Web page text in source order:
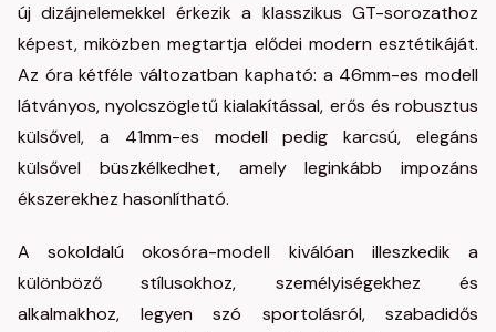
új dizájnelemekkel érkezik a klasszikus GT-sorozathoz
képest, miközben megtartja elődei modern esztétikáját.
Az óra kétféle változatban kapható: a 46mm-es modell
látványos, nyolcszögletű kialakítással, erős és robusztus
külsővel, a 41mm-es modell pedig karcsú, elegáns
külsővel büszkélkedhet, amely leginkább impozáns
ékszerekhez hasonlítható.
A sokoldalú okosóra-modell kiválóan illeszkedik a
különböző stílusokhoz, személyiségekhez és
alkalmakhoz, legyen szó sportolásról, szabadidős